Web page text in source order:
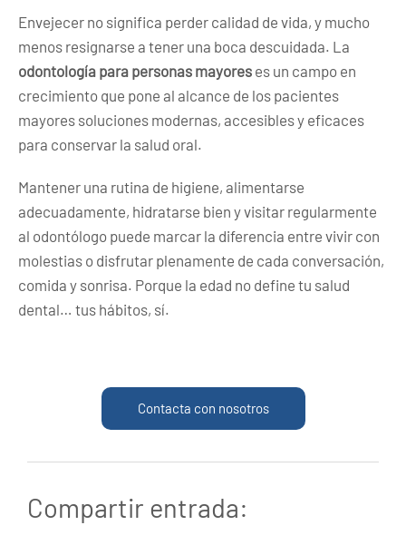
Envejecer no significa perder calidad de vida, y mucho
menos resignarse a tener una boca descuidada. La
odontología para personas mayores es un campo en
crecimiento que pone al alcance de los pacientes
mayores soluciones modernas, accesibles y eficaces
para conservar la salud oral.
Mantener una rutina de higiene, alimentarse
adecuadamente, hidratarse bien y visitar regularmente
al odontólogo puede marcar la diferencia entre vivir con
molestias o disfrutar plenamente de cada conversación,
comida y sonrisa. Porque la edad no define tu salud
dental… tus hábitos, sí.
Contacta con nosotros
Compartir entrada: